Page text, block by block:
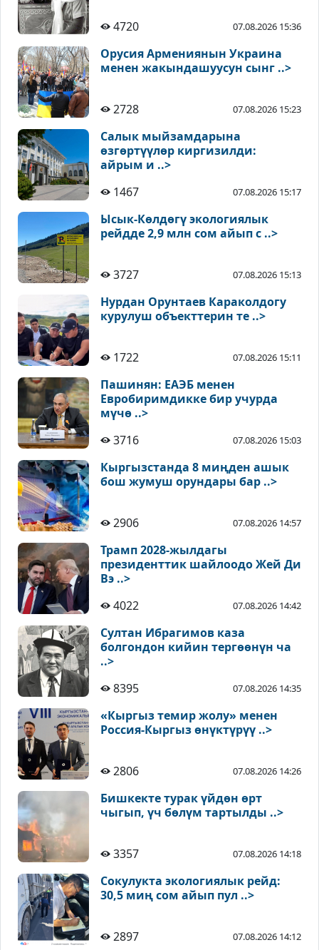
4720 07.08.2026 15:36
Орусия Армениянын Украина
менен жакындашуусун сынг ..>
2728 07.08.2026 15:23
Салык мыйзамдарына
өзгөртүүлөр киргизилди:
айрым и ..>
1467
07.08.2026 15:17
Ысык-Көлдөгү экологиялык
рейдде 2,9 млн сом айып с ..>
3727 07.08.2026 15:13
Нурдан Орунтаев Караколдогу
курулуш объекттерин те ..>
1722 07.08.2026 15:11
Пашинян: ЕАЭБ менен
Евробиримдикке бир учурда
мүчө ..>
3716
07.08.2026 15:03
Кыргызстанда 8 миңден ашык
бош жумуш орундары бар ..>
2906 07.08.2026 14:57
Трамп 2028-жылдагы
президенттик шайлоодо Жей Ди
Вэ ..>
4022
07.08.2026 14:42
Султан Ибрагимов каза
болгондон кийин тергөөнүн ча
..>
8395
07.08.2026 14:35
«Кыргыз темир жолу» менен
Россия-Кыргыз өнүктүрүү ..>
2806 07.08.2026 14:26
Бишкекте турак үйдөн өрт
чыгып, үч бөлүм тартылды ..>
3357 07.08.2026 14:18
Сокулукта экологиялык рейд:
30,5 миң сом айып пул ..>
2897 07.08.2026 14:12